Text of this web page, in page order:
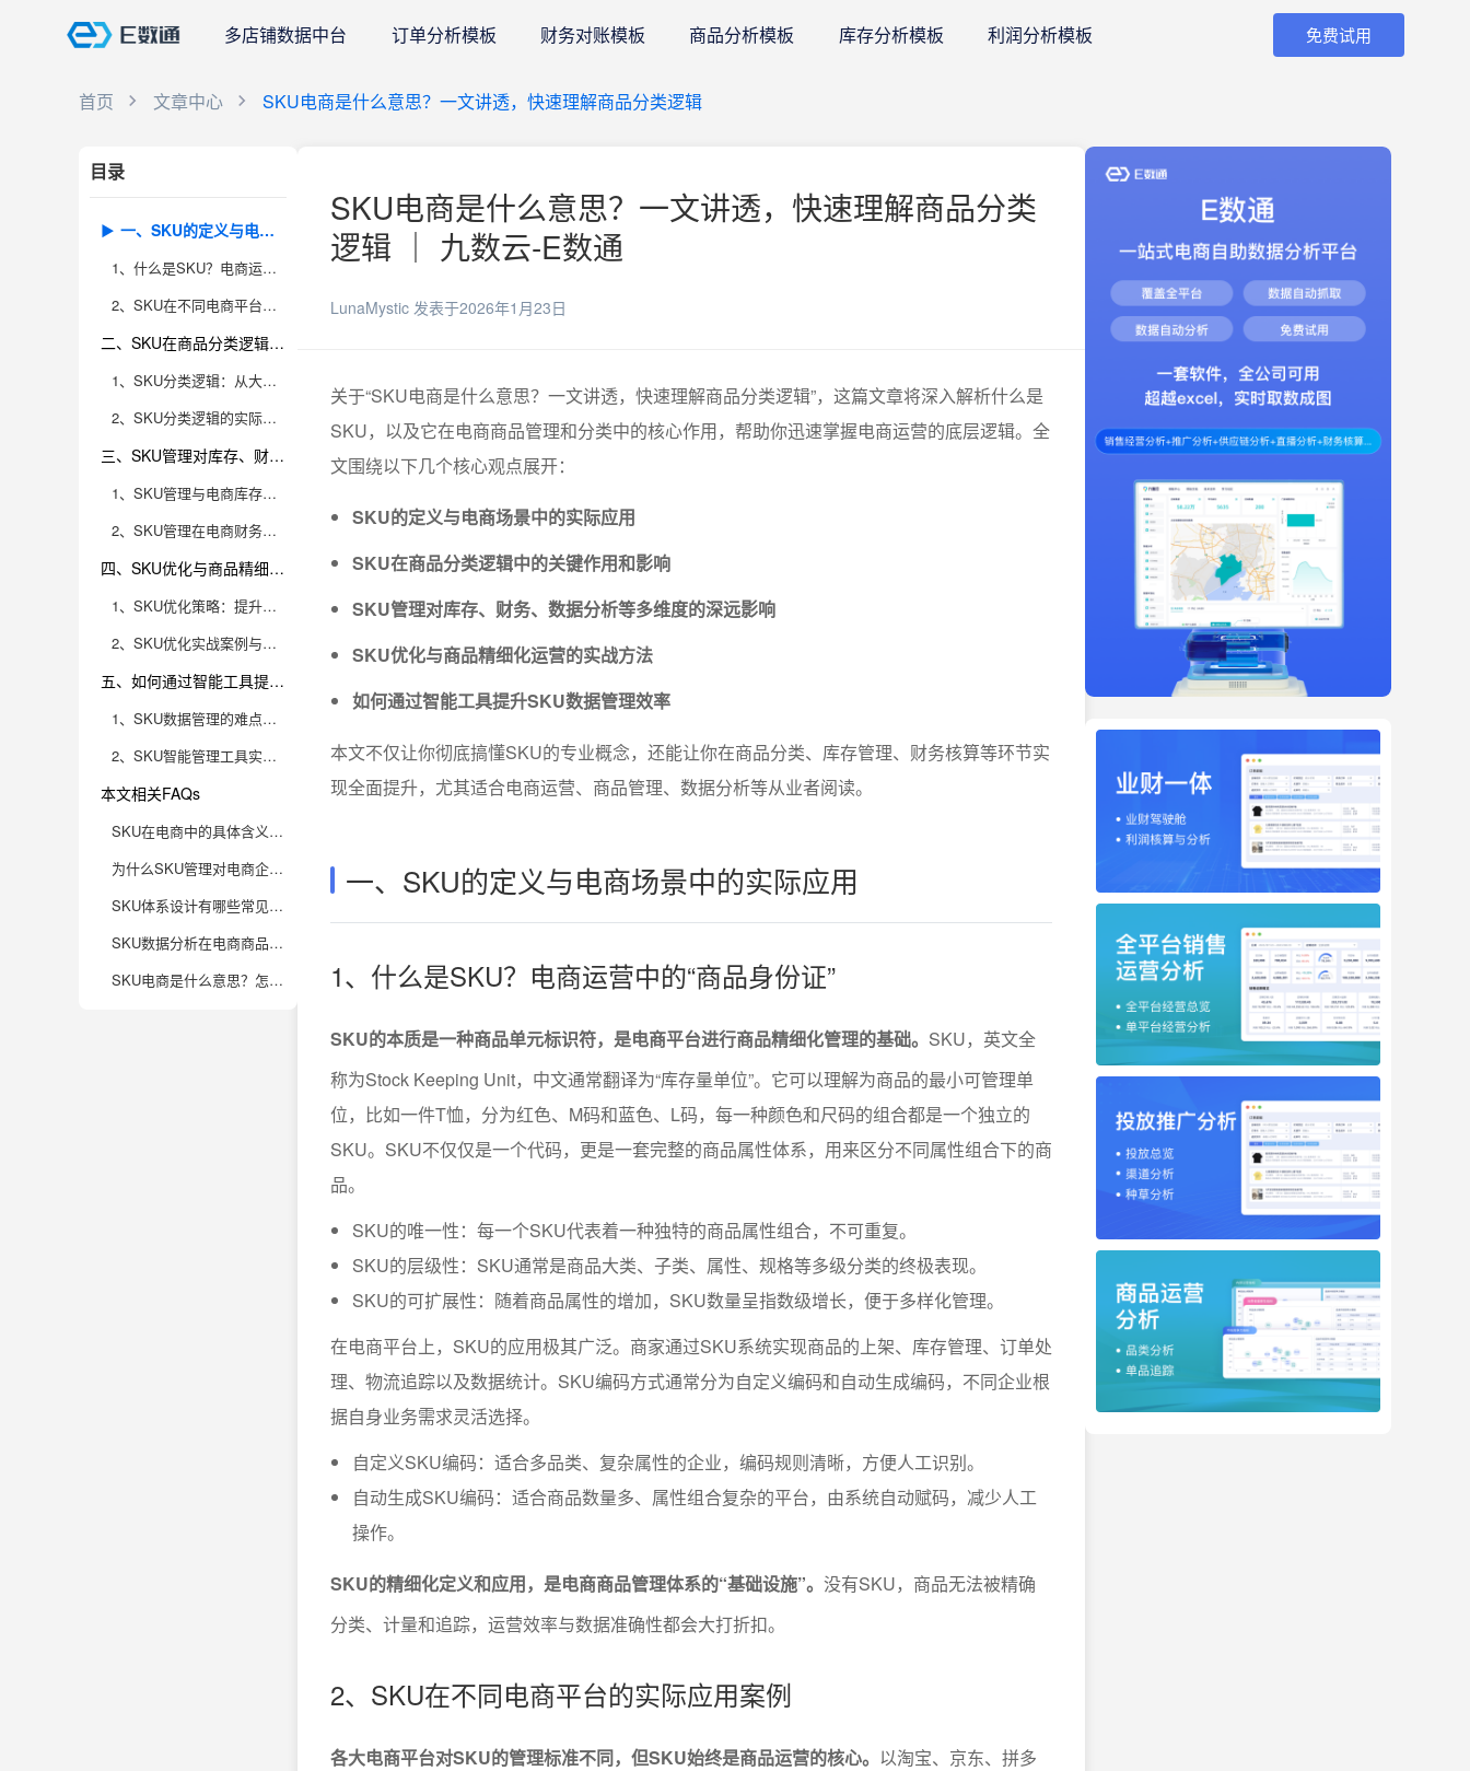
多店铺数据中台 订单分析模板 财务对账模板 商品分析模板 库存分析模板 利润分析模板 免费试用
首页 文章中心 SKU电商是什么意思？一文讲透，快速理解商品分类逻辑
目录
一、SKU的定义与电商场景中的实际应用
1、什么是SKU？电商运营中的“商品身份证”
2、SKU在不同电商平台的实际应用案例
二、SKU在商品分类逻辑中的关键作用和影响
1、SKU分类逻辑：从大类到细分属性的全链路梳理
2、SKU分类逻辑的实际运营影响
三、SKU管理对库存、财务、数据分析等多维度的深远影响
1、SKU管理与电商库存体系的深度关联
2、SKU管理在电商财务核算与数据分析中的应用价值
四、SKU优化与商品精细化运营的实战方法
1、SKU优化策略：提升商品运营效率的关键路径
2、SKU优化实战案例与经验分享
五、如何通过智能工具提升SKU数据管理效率
1、SKU数据管理的难点与智能化解决方案
2、SKU智能管理工具实战应用与价值体现
本文相关FAQs
SKU在电商中的具体含义以及它和SPU的区别是什么？
为什么SKU管理对电商企业的运营至关重要？
SKU体系设计有哪些常见误区？如何避免？
SKU数据分析在电商商品分类优化和运营决策中如何发挥作用？
SKU电商是什么意思？怎么快速理解商品分类逻辑？
SKU电商是什么意思？一文讲透，快速理解商品分类
逻辑 ｜ 九数云-E数通
LunaMystic 发表于2026年1月23日
关于“SKU电商是什么意思？一文讲透，快速理解商品分类逻辑”，这篇文章将深入解析什么是
SKU，以及它在电商商品管理和分类中的核心作用，帮助你迅速掌握电商运营的底层逻辑。全
文围绕以下几个核心观点展开：
SKU的定义与电商场景中的实际应用
SKU在商品分类逻辑中的关键作用和影响
SKU管理对库存、财务、数据分析等多维度的深远影响
SKU优化与商品精细化运营的实战方法
如何通过智能工具提升SKU数据管理效率
本文不仅让你彻底搞懂SKU的专业概念，还能让你在商品分类、库存管理、财务核算等环节实
现全面提升，尤其适合电商运营、商品管理、数据分析等从业者阅读。
一、SKU的定义与电商场景中的实际应用
1、什么是SKU？电商运营中的“商品身份证”
SKU的本质是一种商品单元标识符，是电商平台进行商品精细化管理的基础。 SKU，英文全
称为Stock Keeping Unit，中文通常翻译为“库存量单位”。它可以理解为商品的最小可管理单
位，比如一件T恤，分为红色、M码和蓝色、L码，每一种颜色和尺码的组合都是一个独立的
SKU。SKU不仅仅是一个代码，更是一套完整的商品属性体系，用来区分不同属性组合下的商
品。
SKU的唯一性：每一个SKU代表着一种独特的商品属性组合，不可重复。
SKU的层级性：SKU通常是商品大类、子类、属性、规格等多级分类的终极表现。
SKU的可扩展性：随着商品属性的增加，SKU数量呈指数级增长，便于多样化管理。
在电商平台上，SKU的应用极其广泛。商家通过SKU系统实现商品的上架、库存管理、订单处
理、物流追踪以及数据统计。SKU编码方式通常分为自定义编码和自动生成编码，不同企业根
据自身业务需求灵活选择。
自定义SKU编码：适合多品类、复杂属性的企业，编码规则清晰，方便人工识别。
自动生成SKU编码：适合商品数量多、属性组合复杂的平台，由系统自动赋码，减少人工
操作。
SKU的精细化定义和应用，是电商商品管理体系的“基础设施”。 没有SKU，商品无法被精确
分类、计量和追踪，运营效率与数据准确性都会大打折扣。
2、SKU在不同电商平台的实际应用案例
各大电商平台对SKU的管理标准不同，但SKU始终是商品运营的核心。 以淘宝、京东、拼多